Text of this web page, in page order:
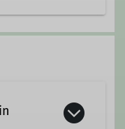
tutzing.de